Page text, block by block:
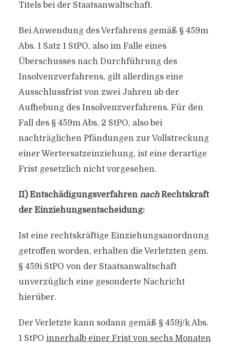
Titels bei der Staatsanwaltschaft.
Bei Anwendung des Verfahrens gemäß § 459m
Abs. 1 Satz 1 StPO, also im Falle eines
Überschusses nach Durchführung des
Insolvenzverfahrens, gilt allerdings eine
Ausschlussfrist von zwei Jahren ab der
Aufhebung des Insolvenzverfahrens. Für den
Fall des § 459m Abs. 2 StPO, also bei
nachträglichen Pfändungen zur Vollstreckung
einer Wertersatzeinziehung, ist eine derartige
Frist gesetzlich nicht vorgesehen.
II) Entschädigungsverfahren nach Rechtskraft
der Einziehungsentscheidung:
Ist eine rechtskräftige Einziehungsanordnung
getroffen worden, erhalten die Verletzten gem.
§ 459i StPO von der Staatsanwaltschaft
unverzüglich eine gesonderte Nachricht
hierüber.
Der Verletzte kann sodann gemäß § 459j/k Abs.
1 StPO innerhalb einer Frist von sechs Monaten